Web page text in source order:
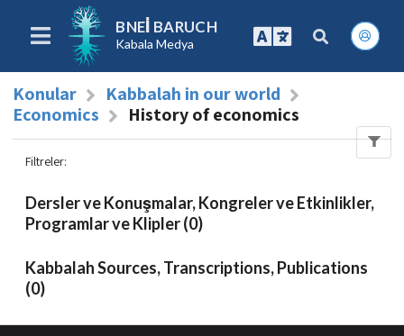
BNEI BARUCH
Kabala Medya
Konular
Kabbalah in our world
Economics
History of economics
Filtreler:
Dersler ve Konuşmalar, Kongreler ve Etkinlikler,
Programlar ve Klipler (0)
Kabbalah Sources, Transcriptions, Publications
(0)